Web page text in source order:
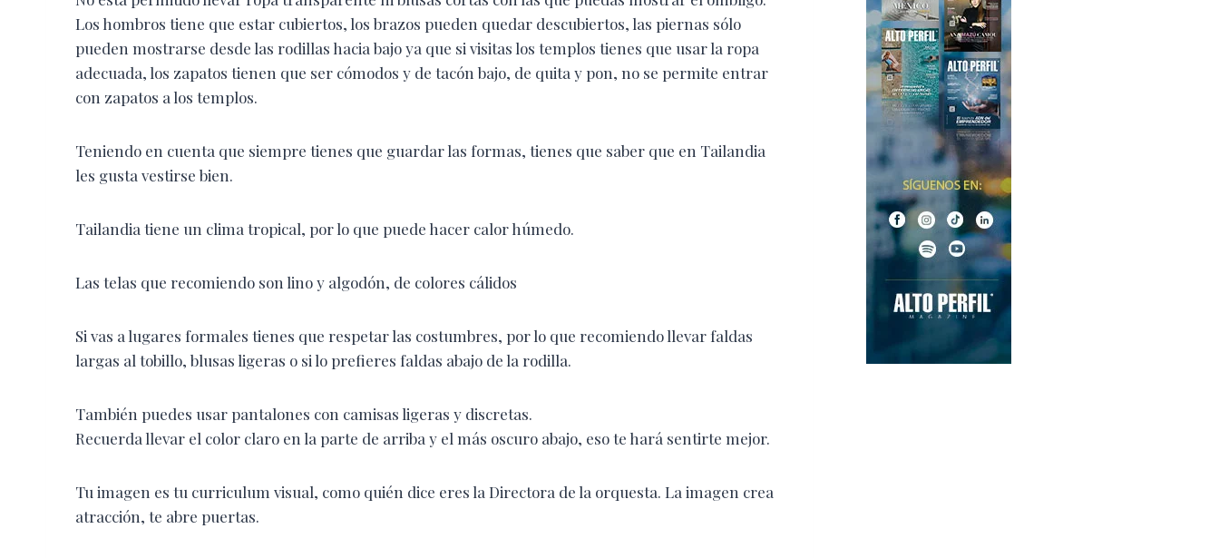
Los hombros tiene que estar cubiertos, los brazos pueden quedar descubiertos, las piernas sólo
pueden mostrarse desde las rodillas hacia bajo ya que si visitas los templos tienes que usar la ropa
adecuada, los zapatos tienen que ser cómodos y de tacón bajo, de quita y pon, no se permite entrar
con zapatos a los templos.
Teniendo en cuenta que siempre tienes que guardar las formas, tienes que saber que en Tailandia
les gusta vestirse bien.
Tailandia tiene un clima tropical, por lo que puede hacer calor húmedo.
Las telas que recomiendo son lino y algodón, de colores cálidos
Si vas a lugares formales tienes que respetar las costumbres, por lo que recomiendo llevar faldas
largas al tobillo, blusas ligeras o si lo prefieres faldas abajo de la rodilla.
También puedes usar pantalones con camisas ligeras y discretas.
Recuerda llevar el color claro en la parte de arriba y el más oscuro abajo, eso te hará sentirte mejor.
Tu imagen es tu curriculum visual, como quién dice eres la Directora de la orquesta. La imagen crea
atracción, te abre puertas.